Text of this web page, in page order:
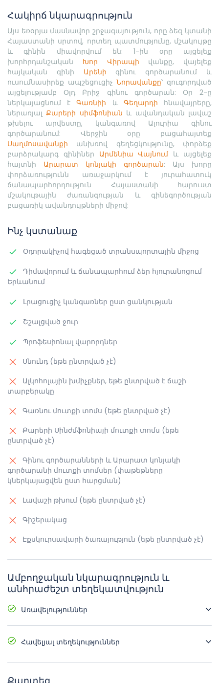
Հակիրճ նկարագրություն
Այս եռօրյա մասնավոր շրջագայություն, որը ձեզ կտանի
Հայաստանի սրտով, որտեղ պատմությունը, մշակույթը
և գինին միավորվում են: 1-ին օրը այցելեք
խորհրդանշական Խոր Վիրապի վանքը, վայելեք
հայկական գինի Արենի գինու գործարանում և
ուսումնասիրեք ապշեցուցիչՆորավանքը՝ զուգորդված
այցելությամբ Օլդ Բրիջ գինու գործարան: Օր 2-ը
ներկայացնում էԳառնիի և Գեղարդի հնավայրերը,
ներառյալՔարերի սիմֆոնիան և ավանդական լավաշ
թխելու արվեստը, կանգառով Ալուրիա գինու
գործարանում: Վերջին օրը բացահայտեք
Սաղմոսավանքի անխռով գեղեցկությունը, փորձեք
բարձրակարգ գինիներ Արմենիա Վայնում և այցելեք
հայտնի Արարատ կոնյակի գործարան: Այս խորը
փորձառությունն առաջարկում է յուրահատուկ
ճանապարհորդություն Հայաստանի հարուստ
մշակութային ժառանգության և գինեգործության
բացառիկ ավանդույթների միջով:
Ինչ կստանաք
Օդորակիչով հագեցած տրանսպորտային միջոց
Դիմավորում և ճանապարհում ձեր հյուրանոցում
Երևանում
Լրացուցիչ կանգառներ ըստ ցանկության
Շշալցված ջուր
Պրոֆեսիոնալ վարորդներ
Սնունդ (եթե ընտրված չէ)
Ալկոհոլային խմիչքներ, եթե ընտրված է ճաշի
տարբերակը
Գառնու մուտքի տոմս (եթե ընտրված չէ)
Քարերի Սինժմֆոնիայի մուտքի տոմս (եթե
ընտրված չէ)
Գինու գործարանների և Արարատ կոնյակի
գործարանի մուտքի տոմսեր (փաթեթները
կներկայացվեն ըստ հարցման)
Լավաշի թխում (եթե ընտրված չէ)
Գիշերակաց
Էքսկուրսավարի ծառայություն (եթե ընտրված չէ)
Ամբողջական նկարագրություն և
անհրաժեշտ տեղեկատվություն
Առավելություններ
տրանսպորտային միջոցներ
ռուսերեն
Հավելյալ տեղեկություններ
Սկսելու ժամը և վայրը ըստ ցանկության
Մեքենաները հարմարեցված չեն սայլակների